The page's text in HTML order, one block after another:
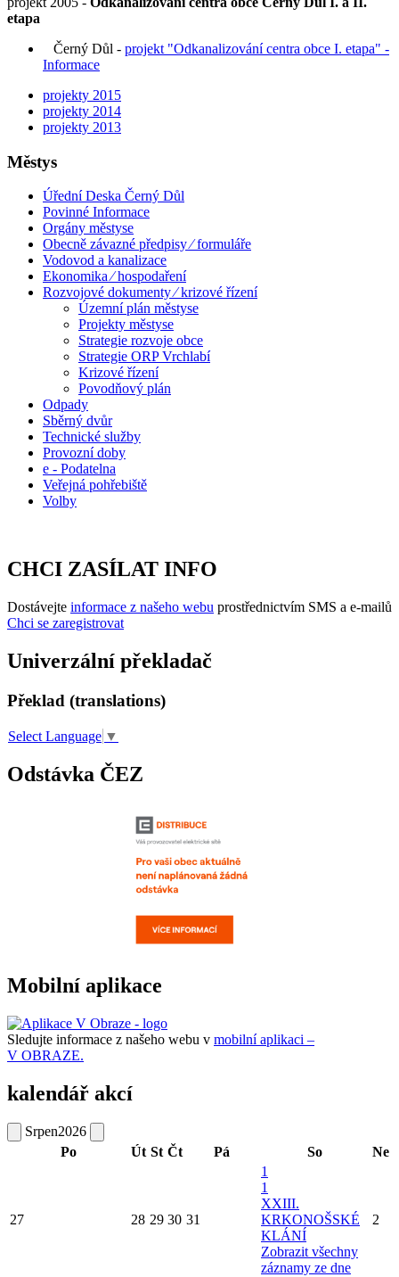
etapa
Černý Důl - projekt "Odkanalizování centra obce I. etapa" -
Informace
projekty 2015
projekty 2014
projekty 2013
Městys
Úřední Deska Černý Důl
Povinné Informace
Orgány městyse
Obecně závazné předpisy ⁄ formuláře
Vodovod a kanalizace
Ekonomika ⁄ hospodaření
Rozvojové dokumenty ⁄ krizové řízení
Územní plán městyse
Projekty městyse
Strategie rozvoje obce
Strategie ORP Vrchlabí
Krizové řízení
Povodňový plán
Odpady
Sběrný dvůr
Technické služby
Provozní doby
e - Podatelna
Veřejná pohřebiště
Volby
CHCI ZASÍLAT INFO
Dostávejte informace z našeho webu prostřednictvím SMS a e-mailů
Chci se zaregistrovat
Univerzální překladač
Překlad (translations)
Select Language ▼
Odstávka ČEZ
Mobilní aplikace
Sledujte informace z našeho webu v mobilní aplikaci –
V OBRAZE.
kalendář akcí
Srpen2026
Po
Út St Čt Pá So Ne
27 28 29 30 31
1
1
XXIII.
KRKONOŠSKÉ
KLÁNÍ
Zobrazit všechny
záznamy ze dne
2